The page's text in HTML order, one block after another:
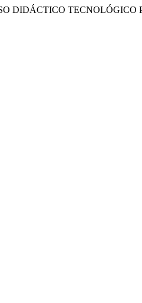
DIDÁCTICO